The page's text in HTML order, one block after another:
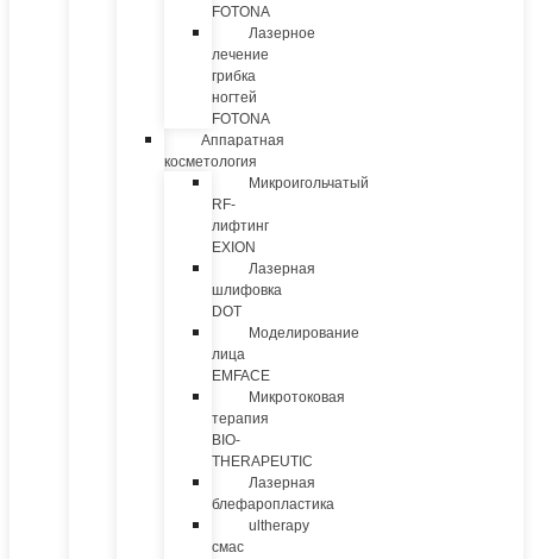
FOTONA
Лазерное
лечение
грибка
ногтей
FOTONA
Аппаратная
косметология
Микроигольчатый
RF-
лифтинг
EXION
Лазерная
шлифовка
DOT
Моделирование
лица
EMFACE
Микротоковая
терапия
BIO-
THERAPEUTIC
Лазерная
блефаропластика
ultherapy
смас